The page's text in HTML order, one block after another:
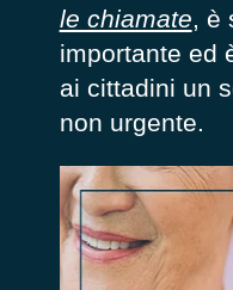
le chiamate, è
importante ed
ai cittadini un
non urgente.